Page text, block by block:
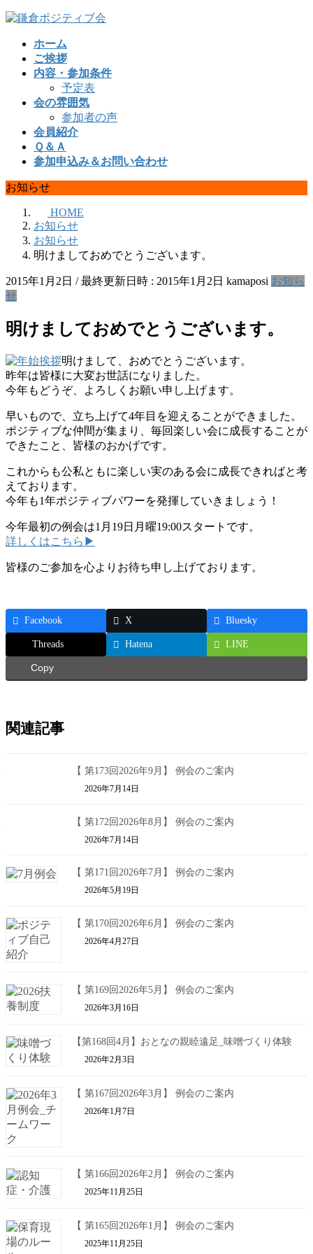
コ
ナ
ホーム
ご挨拶
内容・参加条件
予定表
会の雰囲気
参加者の声
会員紹介
Ｑ＆Ａ
参加申込み＆お問い合わせ
お知らせ
HOME
お知らせ
お知らせ
明けましておめでとうございます。
2015年1月2日 / 最終更新日時 : 2015年1月2日 kamaposi お知ら
せ
明けましておめでとうございます。
明けまして、おめでとうございます。
昨年は皆様に大変お世話になりました。
今年もどうぞ、よろしくお願い申し上げます。
早いもので、立ち上げて4年目を迎えることができました。
ポジティブな仲間が集まり、毎回楽しい会に成長することが
できたこと、皆様のおかげです。
これからも公私ともに楽しい実のある会に成長できればと考
えております。
今年も1年ポジティブパワーを発揮していきましょう！
今年最初の例会は1月19日月曜19:00スタートです。
詳しくはこちら▶
皆様のご参加を心よりお待ち申し上げております。
Facebook X Bluesky
Threads Hatena LINE
Copy
関連記事
【 第173回2026年9月】 例会のご案内
2026年7月14日
【 第172回2026年8月】 例会のご案内
2026年7月14日
【 第171回2026年7月】 例会のご案内
2026年5月19日
【 第170回2026年6月】 例会のご案内
2026年4月27日
【 第169回2026年5月】 例会のご案内
2026年3月16日
【第168回4月】おとなの親睦遠足_味噌づくり体験
2026年2月3日
【 第167回2026年3月】 例会のご案内
2026年1月7日
【 第166回2026年2月】 例会のご案内
2025年11月25日
【 第165回2026年1月】 例会のご案内
2025年11月25日